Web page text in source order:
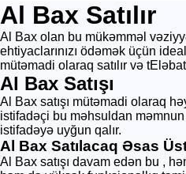
Al Bax Satılır
Al Bax olan bu mükəmməl
ehtiyaclarınızı ödəmək üçün
mütəmadi olaraq satılır və
Al Bax Satışı
Al Bax satışı mütəmadi olaraq
istifadəçi bu məhsuldan
istifadəyə uyğun qalır.
Al Bax Satılacaq Əsas
Al Bax satışı davam edən bu ,